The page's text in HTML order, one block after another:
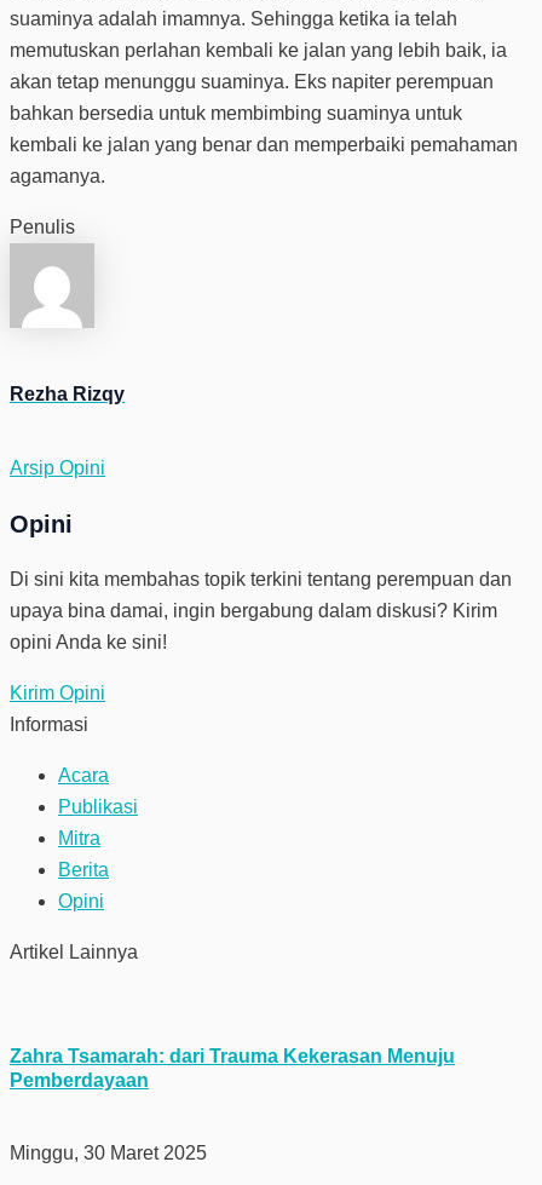
suaminya adalah imamnya. Sehingga ketika ia telah
memutuskan perlahan kembali ke jalan yang lebih baik, ia
akan tetap menunggu suaminya. Eks napiter perempuan
bahkan bersedia untuk membimbing suaminya untuk
kembali ke jalan yang benar dan memperbaiki pemahaman
agamanya.
Penulis
Rezha Rizqy
Arsip Opini
Opini
Di sini kita membahas topik terkini tentang perempuan dan
upaya bina damai, ingin bergabung dalam diskusi? Kirim
opini Anda ke sini!
Kirim Opini
Informasi
Acara
Publikasi
Mitra
Berita
Opini
Artikel Lainnya
Zahra Tsamarah: dari Trauma Kekerasan Menuju
Pemberdayaan
Minggu, 30 Maret 2025